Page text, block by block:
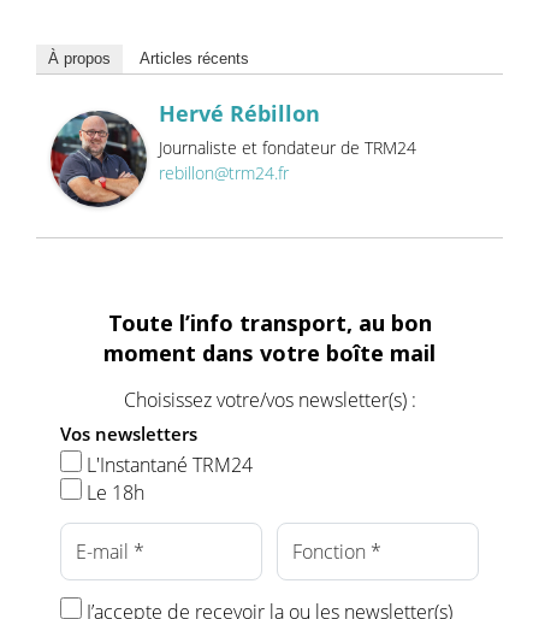
À propos Articles récents
Hervé Rébillon
Journaliste et fondateur de TRM24
rebillon@trm24.fr
Toute l’info transport, au bon
moment dans votre boîte mail
Choisissez votre/vos newsletter(s) :
Vos newsletters
L'Instantané TRM24
Le 18h
J’accepte de recevoir la ou les newsletter(s)